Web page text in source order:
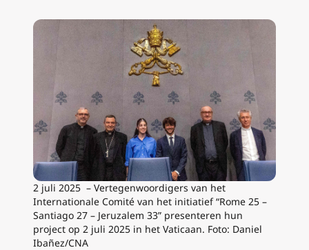
2 juli 2025 – Vertegenwoordigers van het
Internationale Comité van het initiatief “Rome 25 –
Santiago 27 – Jeruzalem 33” presenteren hun
project op 2 juli 2025 in het Vaticaan. Foto: Daniel
Ibañez/CNA